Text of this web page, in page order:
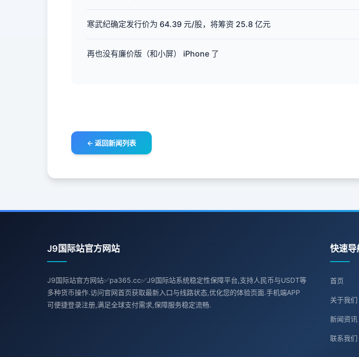
寒武纪确定发行价为 64.39 元/股，将筹资 25.8 亿元
再也没有廉价版（和小屏） iPhone 了
← 返回新闻列表
J9国际站官方网站
J9国际站官方网站✅pa365.cc✅J9国际站系统稳定性保障平台,支持人民币与USDT等
多种货币操作.访问官网首页获取最新入口与线路状态,优化您的体验页面.手机端APP
可便捷登录注册,满足全球支付需求,保障服务稳定流畅.
快速导
首页
关于我们
新闻资讯
联系我们